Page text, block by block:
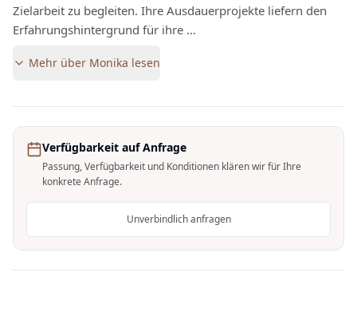
Zielarbeit zu begleiten. Ihre Ausdauerprojekte liefern den
Erfahrungshintergrund für ihre …
Mehr über Monika lesen
Verfügbarkeit auf Anfrage
Passung, Verfügbarkeit und Konditionen klären wir für Ihre
konkrete Anfrage.
Unverbindlich anfragen